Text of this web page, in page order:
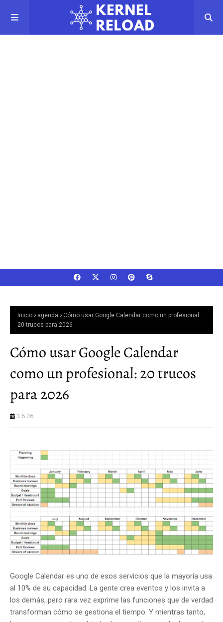
Inicio agenda
Cómo usar Google Calendar como un profesional:
20 trucos para 2026
Cómo usar Google Calendar
como un profesional: 20 trucos
para 2026
3.6.26
Google Calendar es uno de esos servicios que la mayoría usa
al 10% de su capacidad. La gente crea eventos y los invita a
los demás, pero rara vez exprime las funciones que de verdad
transforman cómo se gestiona el tiempo. Y mientras tanto,